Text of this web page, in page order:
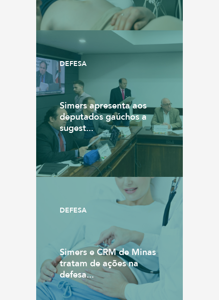
DEFESA
Simers apresenta aos
deputados gaúchos a
sugest...
DEFESA
Simers e CRM de Minas
tratam de ações na
defesa...